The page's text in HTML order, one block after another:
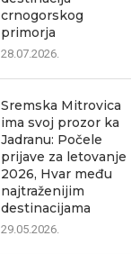
crnogorskog
primorja
28.07.2026.
Sremska Mitrovica
ima svoj prozor ka
Jadranu: Počele
prijave za letovanje
2026, Hvar među
najtraženijim
destinacijama
29.05.2026.